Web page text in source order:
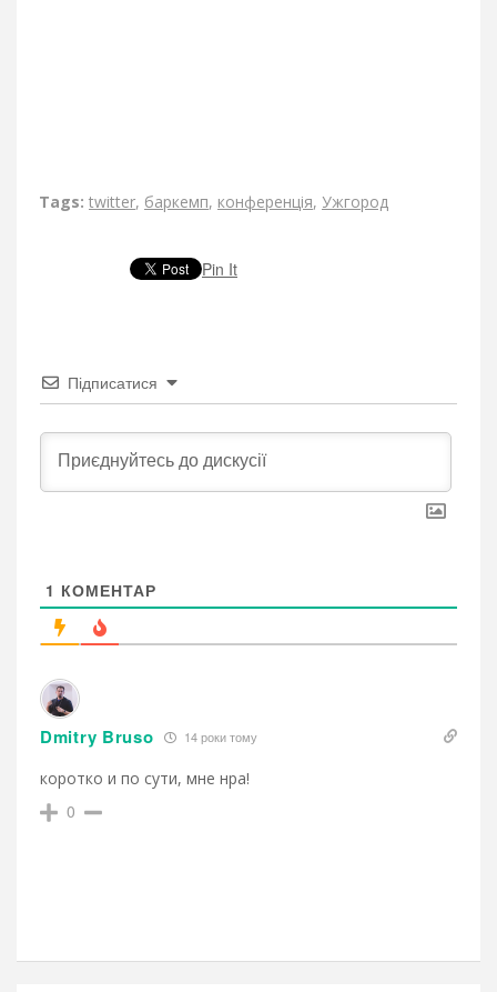
Tags: twitter, баркемп, конференція, Ужгород
Pin It
Підписатися
1 КОМЕНТАР
Dmitry Bruso 14 роки тому
коротко и по сути, мне нра!
0